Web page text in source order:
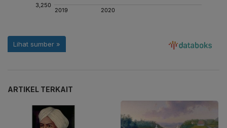
ARTIKEL TERKAIT